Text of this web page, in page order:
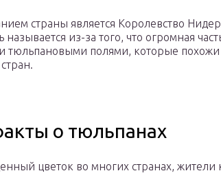
страны является Королевство
называется из-за того, что огромная
тюльпановыми полями, которые
о тюльпанах
цветок во многих странах, жители